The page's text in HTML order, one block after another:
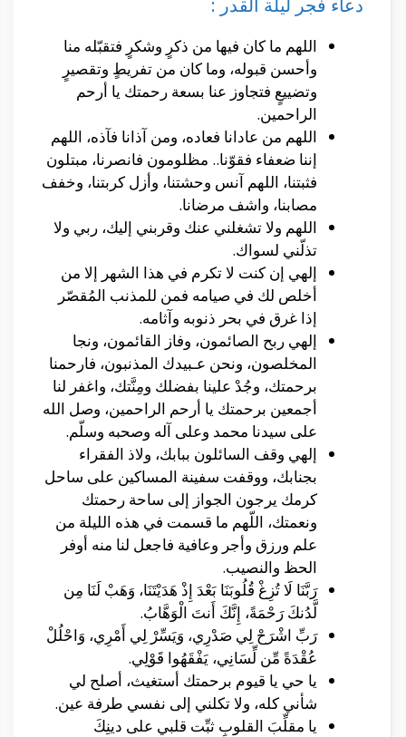
اللهم ما كان فيها من ذكرٍ وشكرٍ فتقبّله منا
وأحسن قبوله، وما كان من تفريطٍ وتقصيرٍ
وتضييعٍ فتجاوز عنا بسعة رحمتك يا أرحم
الراحمين.
اللهم من عادانا فعاده، ومن آذانا فآذه، اللهم
إننا ضعفاء فقوّنا.. مظلومون فانصرنا، مبتلون
فثبتنا، اللهم آنس وحشتنا، وأزل كربتنا، وخفف
مصابنا، واشف مرضانا.
اللهم ولا تشغلني عنك وقربني إليك، ربي ولا
تذلّني لسواك.
إلهي إن كنت لا تكرم في هذا الشهر إلا من
أخلص لك في صيامه فمن للمذنب المُقصّر
إذا غرق في بحر ذنوبه وآثامه.
إلهي ربح الصائمون، وفاز القائمون، ونجا
المخلصون، ونحن عـبيدك المذنبون، فارحمنا
برحمتك، وجُدْ علينا بفضلك ومِنَّتك، واغفر لنا
أجمعين برحمتك يا أرحم الراحمين، وصل الله
على سيدنا محمد وعلى آله وصحبه وسلّم.
إلهي وقف السائلون ببابك، ولاذ الفقراء
بجنابك، ووقفت سفينة المساكين على ساحل
كرمك يرجون الجواز إلى ساحة رحمتك
ونعمتك، اللّهم ما قسمت في هذه الليلة من
علم ورزق وأجر وعافية فاجعل لنا منه أوفر
الحظ والنصيب.
رَبَّنَا لَا تُزِغْ قُلُوبَنَا بَعْدَ إِذْ هَدَيْتَنَا، وَهَبْ لَنَا مِن
لَّدُنكَ رَحْمَةً، إِنَّكَ أَنتَ الْوَهَّابُ.
رَبِّ اشْرَحْ لِي صَدْرِي، وَيَسِّرْ لِي أَمْرِي، وَاحْلُلْ
عُقْدَةً مِّن لِّسَانِي، يَفْقَهُوا قَوْلِي.
يا حي يا قيوم برحمتك أستغيث، أصلح لي
شأني كله، ولا تكلني إلى نفسي طرفة عين.
يا مقلِّبَ القلوبِ ثبِّت قلبي على دينِكَ